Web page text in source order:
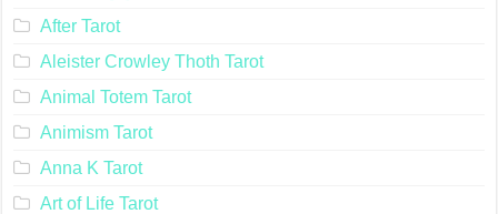
After Tarot
Aleister Crowley Thoth Tarot
Animal Totem Tarot
Animism Tarot
Anna K Tarot
Art of Life Tarot